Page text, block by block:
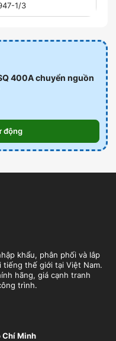
1/3
400A chuyển nguồn
động
khẩu, phân phối và lắp
tiếng thế giới tại Việt Nam.
hãng, giá cạnh tranh
trình.
Chí Minh